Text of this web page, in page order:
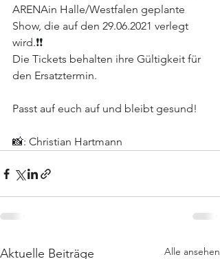
ARENAin Halle/Westfalen geplante
Show, die auf den 29.06.2021 verlegt
wird.❗️❗️
Die Tickets behalten ihre Gültigkeit für
den Ersatztermin.
Passt auf euch auf und bleibt gesund!
📸: Christian Hartmann
Aktuelle Beiträge Alle ansehen